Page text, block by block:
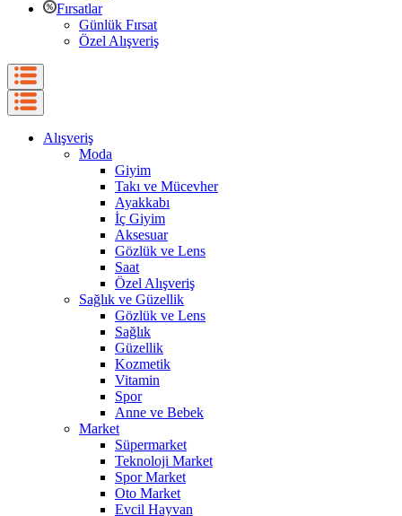
Fırsatlar
Günlük Fırsat
Özel Alışveriş
Alışveriş
Moda
Giyim
Takı ve Mücevher
Ayakkabı
İç Giyim
Aksesuar
Gözlük ve Lens
Saat
Özel Alışveriş
Sağlık ve Güzellik
Gözlük ve Lens
Sağlık
Güzellik
Kozmetik
Vitamin
Spor
Anne ve Bebek
Market
Süpermarket
Teknoloji Market
Spor Market
Oto Market
Evcil Hayvan